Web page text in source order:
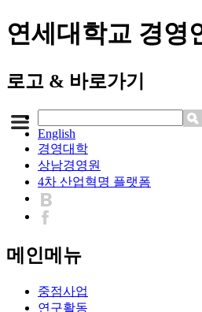
연세대학교 경영
로고 & 바로가기
English
경영대학
상남경영원
4차 산업혁명 플랫폼
메인메뉴
중점사업
연구활동